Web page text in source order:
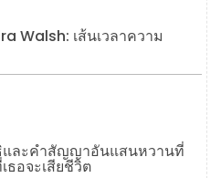
Walsh: เส้นเวลาความ
ละคำสัญญาอันแสนหวานที่
ธอจะเสียชีวิต